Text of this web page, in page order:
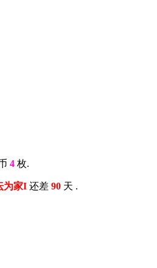
4 枚.
为家I 还差 90 天 .